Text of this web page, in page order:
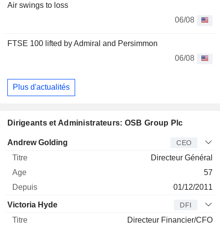
Air swings to loss
06/08
FTSE 100 lifted by Admiral and Persimmon
06/08
Plus d'actualités
Dirigeants et Administrateurs: OSB Group Plc
Dirigeant Titre Age
Andrew Golding CEO
Directeur Général
57
01/12/2011
Victoria Hyde DFI
Directeur Financier/CFO